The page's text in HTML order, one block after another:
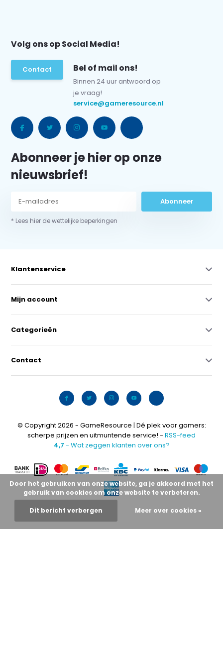
Volg ons op Social Media!
Contact Bel of mail ons!
Binnen 24 uur antwoord op
je vraag!
service@gameresource.nl
Abonneer je hier op onze
nieuwsbrief!
Abonneer
* Lees hier de wettelijke beperkingen
Klantenservice
Mijn account
Categorieën
Contact
© Copyright 2026 - GameResource | Dé plek voor gamers:
scherpe prijzen en uitmuntende service! - RSS-feed
4,7 - Wat zeggen klanten over ons?
Door het gebruiken van onze website, ga je akkoord met het
gebruik van cookies om onze website te verbeteren.
Dit bericht verbergen Meer over cookies »